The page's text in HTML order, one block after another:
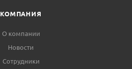
КОМПАНИЯ
О компании
Новости
Сотрудники